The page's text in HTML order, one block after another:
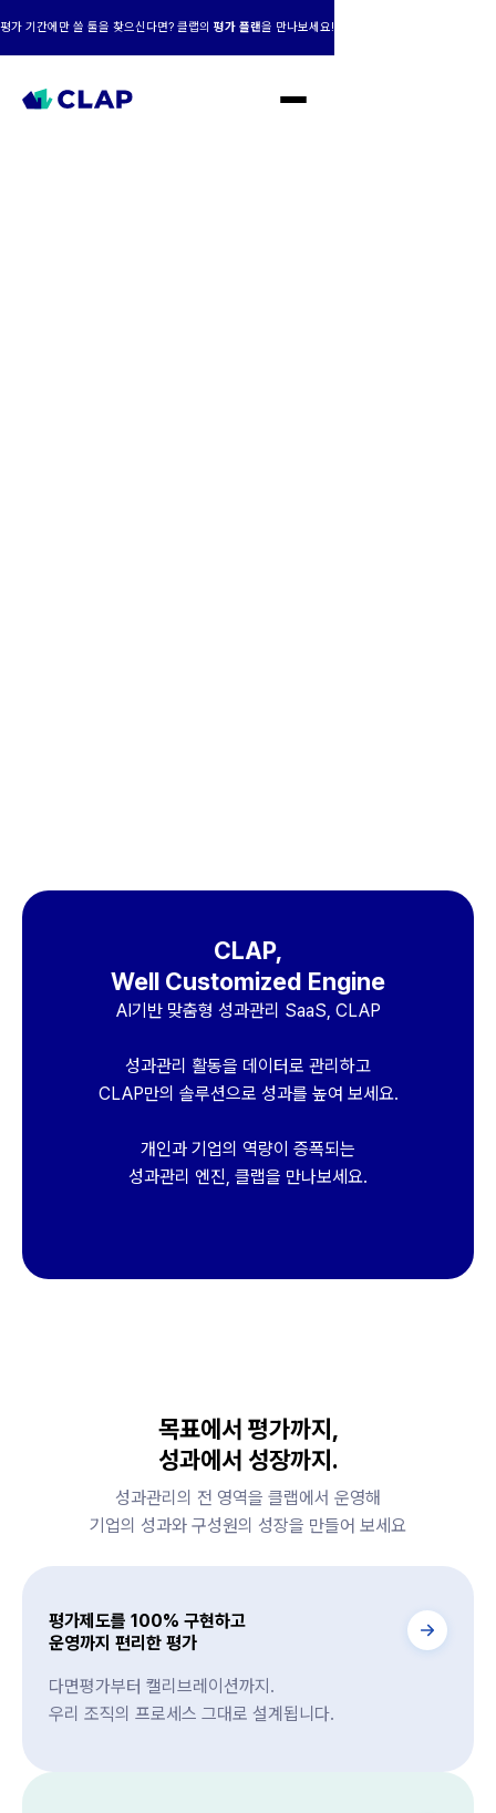
평가 기간에만 쓸 툴을 찾으신다면? 클랩의 평가 플랜을 만나보세요!
CLAP,
Well Customized Engine
AI기반 맞춤형 성과관리 SaaS, CLAP
성과관리 활동을 데이터로 관리하고
CLAP만의 솔루션으로 성과를 높여 보세요.
개인과 기업의 역량이 증폭되는
성과관리 엔진, 클랩을 만나보세요.
목표에서 평가까지,
성과에서 성장까지.
성과관리의 전 영역을 클랩에서 운영해
기업의 성과와 구성원의 성장을 만들어 보세요
평가제도를 100% 구현하고
운영까지 편리한 평가
다면평가부터 캘리브레이션까지.
우리 조직의 프로세스 그대로 설계됩니다.